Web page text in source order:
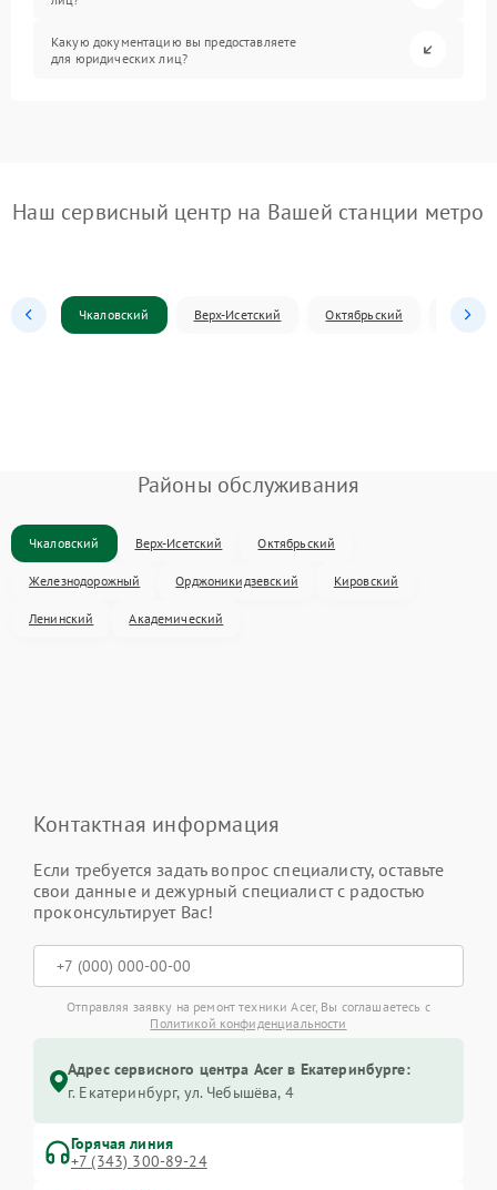
Какую документацию вы предоставляете
для юридических лиц?
Наш сервисный центр на Вашей станции метро
Чкаловский Верх-Исетский Октябрьский
Районы обслуживания
Чкаловский Верх-Исетский Октябрьский
Железнодорожный Орджоникидзевский Кировский
Ленинский Академический
Контактная информация
Если требуется задать вопрос специалисту, оставьте
свои данные и дежурный специалист с радостью
проконсультирует Вас!
Отправляя заявку на ремонт техники Acer, Вы соглашаетесь с
Политикой конфиденциальности
Адрес сервисного центра Acer в Екатеринбурге:
г. Екатеринбург, ул. Чебышёва, 4
Горячая линия
+7 (343) 300-89-24